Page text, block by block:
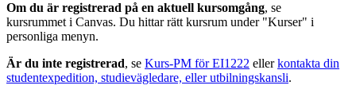
Om du är registrerad på en aktuell kursomgång, se
kursrummet i Canvas. Du hittar rätt kursrum under "Kurser" i
personliga menyn.
Är du inte registrerad, se Kurs-PM för EI1222 ellerkontakta din
studentexpedition, studievägledare, eller utbilningskansli.